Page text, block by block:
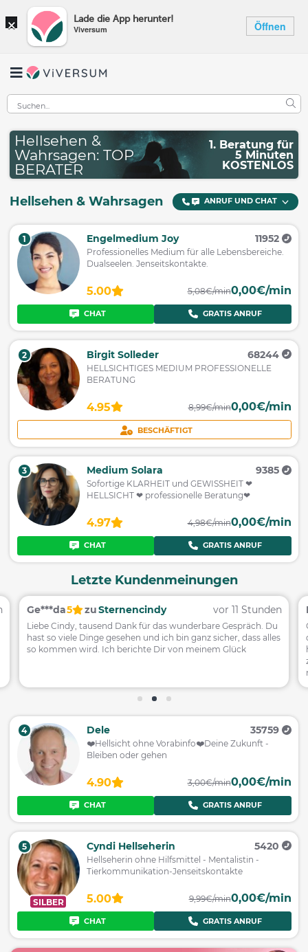
× Lade die App herunter!
Viversum Öffnen
Hellsehen &
Wahrsagen: TOP
BERATER
1. Beratung für
5 Minuten
KOSTENLOS
Hellsehen & Wahrsagen ANRUF UND CHAT
Letzte Kundenmeinungen
Ge***da5 zuSternencindy vor 11 Stunden
Liebe Cindy, tausend Dank für das wunderbare Gespräch. Du
hast so viele Dinge gesehen und ich bin ganz sicher, dass alles
so kommen wird. Ich berichte Dir von meinem Glück
1 Engelmedium Joy 11952
Professionelles Medium für alle Lebensbereiche.
Dualseelen. Jenseitskontakte.
5.00 5,08€/min0,00€/min
CHAT GRATIS ANRUF
2 Birgit Solleder 68244
HELLSICHTIGES MEDIUM PROFESSIONELLE
BERATUNG
4.95 8,99€/min0,00€/min
BESCHÄFTIGT
3 Medium Solara 9385
Sofortige KLARHEIT und GEWISSHEIT ❤
HELLSICHT ❤ professionelle Beratung❤
4.97 4,98€/min0,00€/min
CHAT GRATIS ANRUF
4 Dele 35759
❤️️Hellsicht ohne Vorabinfo❤️️Deine Zukunft -
Bleiben oder gehen
4.90 3,00€/min0,00€/min
CHAT GRATIS ANRUF
SILBER
5 Cyndi Hellseherin 5420
Hellseherin ohne Hilfsmittel - Mentalistin -
Tierkommunikation-Jenseitskontakte
5.00 9,99€/min0,00€/min
CHAT GRATIS ANRUF